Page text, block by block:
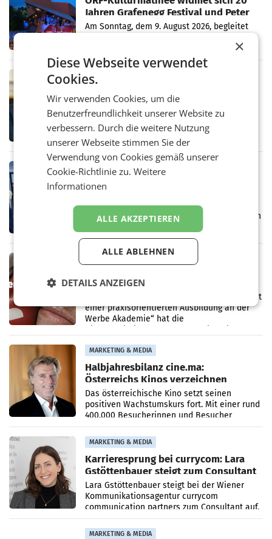
Jahren Grafenegg Festival und Peter
Simonischek
Am Sonntag, dem 9. August 2026, begleitet
durch die ORF-„Kulturmatinee“. Die Sendung
startet mit der Dokumentation „20 Jahre
Grafenegg
MARKETING & MEDIA
APA-Comm-Ranking: Christian
Stocker mit höchster Medienpräsenz
im Juli
Das APA-Comm-Politik-Ranking untersucht
monatlich die Berichterstattung von zwölf
österreichischen Tageszeitungen und
analysiert, welche Politikerinnen und
Politiker Österreichs die
MARKETING & MEDIA
Prozess zu Warner-Übernahme erst
LOS ANGELES Die geplante Übernahme des
Hollywood-Urgesteins Warner Brothers durch
den Rivalen Paramount wird noch lange in
der Schwebe bleiben. Eine Richterin setzte
den Prozess zu
Imagekampagne rund um Praxisnähe
Unter dem Slogan „Näher dran geht nicht. Mit
einer praxisorientierten Ausbildung an der
Werbe Akademie“ hat die
MARKETING & MEDIA
Halbjahresbilanz cine.ma:
Österreichs Kinos verzeichnen
400.000 Besucher mehr
Das österreichische Kino setzt seinen
positiven Wachstumskurs fort. Mit einer rund
400.000 Besucherinnen und Besucher
höheren Nettoreichweite im ersten Halbjahr
2026 gegenüber dem
MARKETING & MEDIA
Karrieresprung bei currycom: Lara
Gstöttenbauer steigt zum Consultant
auf
Lara Gstöttenbauer steigt bei der Wiener
Kommunikationsagentur currycom
communication partners zum Consultant auf.
Die 27-jährige Beraterin betreut Kundinnen
und Kunden in den Bereichen
MARKETING & MEDIA
×
Diese Webseite verwendet
Cookies.
Wir verwenden Cookies, um die
Benutzerfreundlichkeit unserer Website zu
verbessern. Durch die weitere Nutzung
unserer Webseite stimmen Sie der
Verwendung von Cookies gemäß unserer
Cookie-Richtlinie zu.Weitere
Informationen
ALLE AKZEPTIEREN
ALLE ABLEHNEN
DETAILS ANZEIGEN